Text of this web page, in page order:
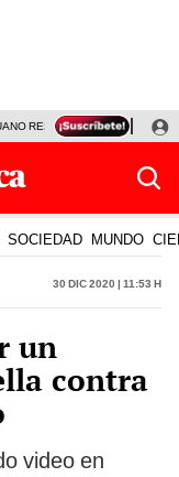
RESULTADOS HOY
SOCIEDAD MUNDO
30 Dic 2020 | 11:53 h
un
contra
video en